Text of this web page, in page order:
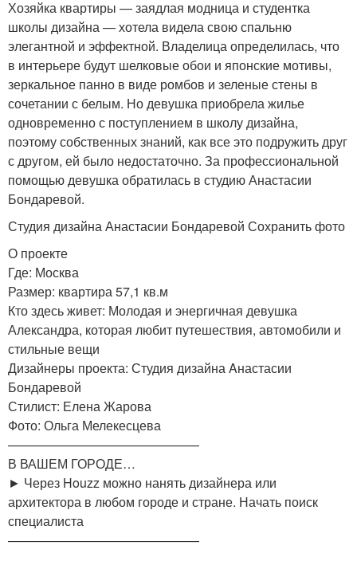
Хозяйка квартиры — заядлая модница и студентка
школы дизайна — хотела видела свою спальню
элегантной и эффектной. Владелица определилась, что
в интерьере будут шелковые обои и японские мотивы,
зеркальное панно в виде ромбов и зеленые стены в
сочетании с белым. Но девушка приобрела жилье
одновременно с поступлением в школу дизайна,
поэтому собственных знаний, как все это подружить друг
с другом, ей было недостаточно. За профессиональной
помощью девушка обратилась в студию Анастасии
Бондаревой.
Студия дизайна Анастасии Бондаревой Сохранить фото
О проекте
Где: Москва
Размер: квартира 57,1 кв.м
Кто здесь живет: Молодая и энергичная девушка
Александра, которая любит путешествия, автомобили и
стильные вещи
Дизайнеры проекта: Студия дизайна Aнастасии
Бондаревой
Стилист: Елена Жарова
Фото: Ольга Мелекесцева
———————————————
В ВАШЕМ ГОРОДЕ…
► Через Houzz можно нанять дизайнера или
архитектора в любом городе и стране. Начать поиск
специалиста
———————————————